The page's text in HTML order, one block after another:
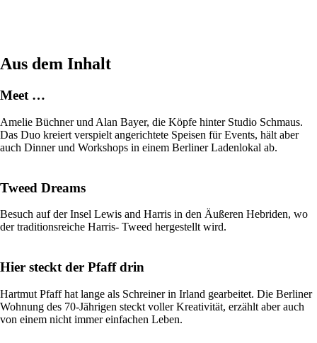
Aus dem Inhalt
Meet …
Amelie Büchner und Alan Bayer, die Köpfe hinter Studio Schmaus.
Das Duo kreiert verspielt angerichtete Speisen für Events, hält aber
auch Dinner und Workshops in einem Berliner Ladenlokal ab.
Tweed Dreams
Besuch auf der Insel Lewis and Harris in den Äußeren Hebriden, wo
der traditionsreiche Harris- Tweed hergestellt wird.
Hier steckt der Pfaff drin
Hartmut Pfaff hat lange als Schreiner in Irland gearbeitet. Die Berliner
Wohnung des 70-Jährigen steckt voller Kreativität, erzählt aber auch
von einem nicht immer einfachen Leben.